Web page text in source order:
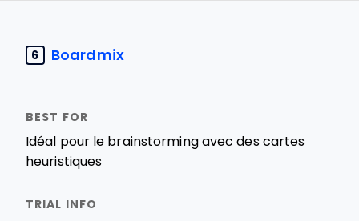
6 Boardmix
Idéal pour le brainstorming avec des cartes
heuristiques